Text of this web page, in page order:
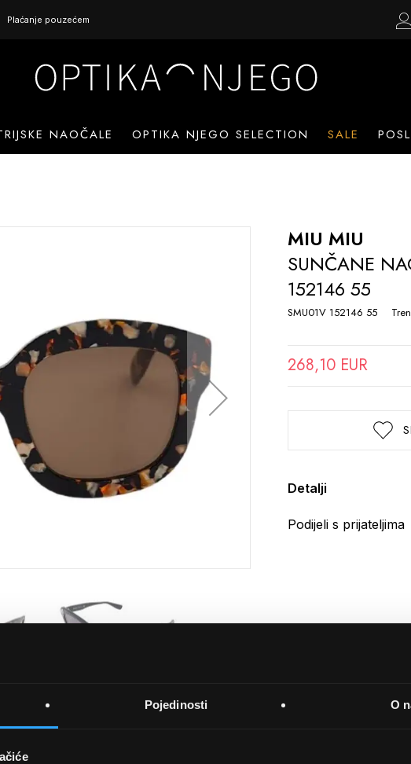
Pojedinosti O
Plaćanje pouzećem
NAOČALE OPTIKA NJEGO SELECTION SALE
MIU MIU
SUNČANE
152146 55
SMU01V 152146 55
268,10 EUR
Detalji
Podijeli s prijateljima